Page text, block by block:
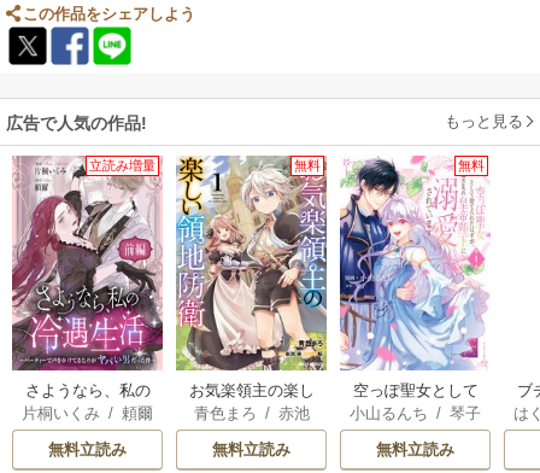
この作品をシェアしよう
広告で人気の作品! もっと見る
立読み増量
さようなら、私の
冷遇生活 ～パーテ
ィーで声をかけて
きたのがヤバい男
片桐いくみ / 頼爾
無料立読み
無料
お気楽領主の楽し
い領地防衛
青色まろ / 赤池
宗
/ 転
無料立読み
無料
空っぽ聖女として
捨てられたはず
が、嫁ぎ先の皇帝
陛下に溺愛されて
小山るんち /琴子
無料立読み
ブ
復
は